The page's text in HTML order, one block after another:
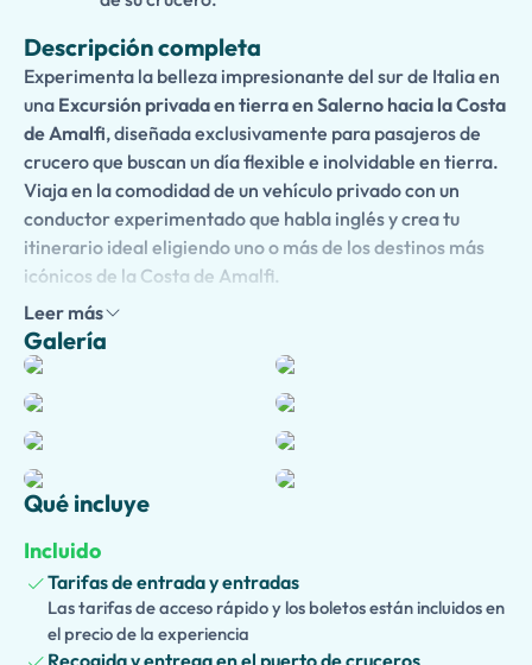
Descripción completa
Experimenta la belleza impresionante del sur de Italia en
una Excursión privada en tierra en Salerno hacia la Costa
de Amalfi, diseñada exclusivamente para pasajeros de
crucero que buscan un día flexible e inolvidable en tierra.
Viaja en la comodidad de un vehículo privado con un
conductor experimentado que habla inglés y crea tu
itinerario ideal eligiendo uno o más de los destinos más
icónicos de la Costa de Amalfi.
Visita el colorido pueblo acantilado de
por las encantadoras calles deAmalfi
magnífica catedral, descubre los elegantes jardines y
terrazas panorámicas de
Ravello
pueblo de cerámica de
Vietri sul Mare
el animado pueblo costero de
Sorrento
destino en mente, tu itinerario puede ser personalizado
para incluir los lugares que más te interesen, según el
tiempo disponible.
Mejora tu experiencia con una
guía privada licenciada
opcional, disponible para una comprensión más profunda
de la historia, cultura, arquitectura y tradiciones de la
Leer más
Galería
Qué incluye
Incluido
Tarifas de entrada y entradas
Las tarifas de acceso rápido y los boletos están incluidos en
el precio de la experiencia
Recogida y entrega en el puerto de cruceros